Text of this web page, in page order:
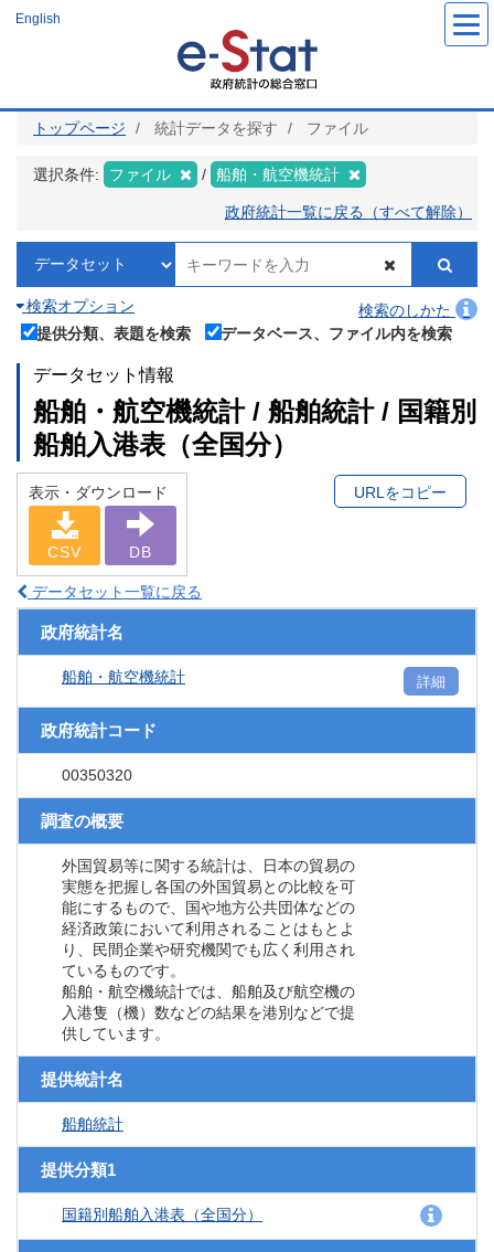
ツ
English
トップページ 統計データを探す ファイル
選択条件: ファイル 船舶・航空機統計
政府統計一覧に戻る（すべて解除）
検索オプション
検索のしかた
提供分類、表題を検索
データベース、ファイル内を検索
データセット情報
船舶・航空機統計 / 船舶統計 / 国籍別
船舶入港表（全国分）
表示・ダウンロード
CSV DB
URLをコピー
データセット一覧に戻る
政府統計名
船舶・航空機統計 詳細
政府統計コード
00350320
調査の概要
外国貿易等に関する統計は、日本の貿易の
実態を把握し各国の外国貿易との比較を可
能にするもので、国や地方公共団体などの
経済政策において利用されることはもとよ
り、民間企業や研究機関でも広く利用され
ているものです。
船舶・航空機統計では、船舶及び航空機の
入港隻（機）数などの結果を港別などで提
供しています。
提供統計名
船舶統計
提供分類1
国籍別船舶入港表（全国分）